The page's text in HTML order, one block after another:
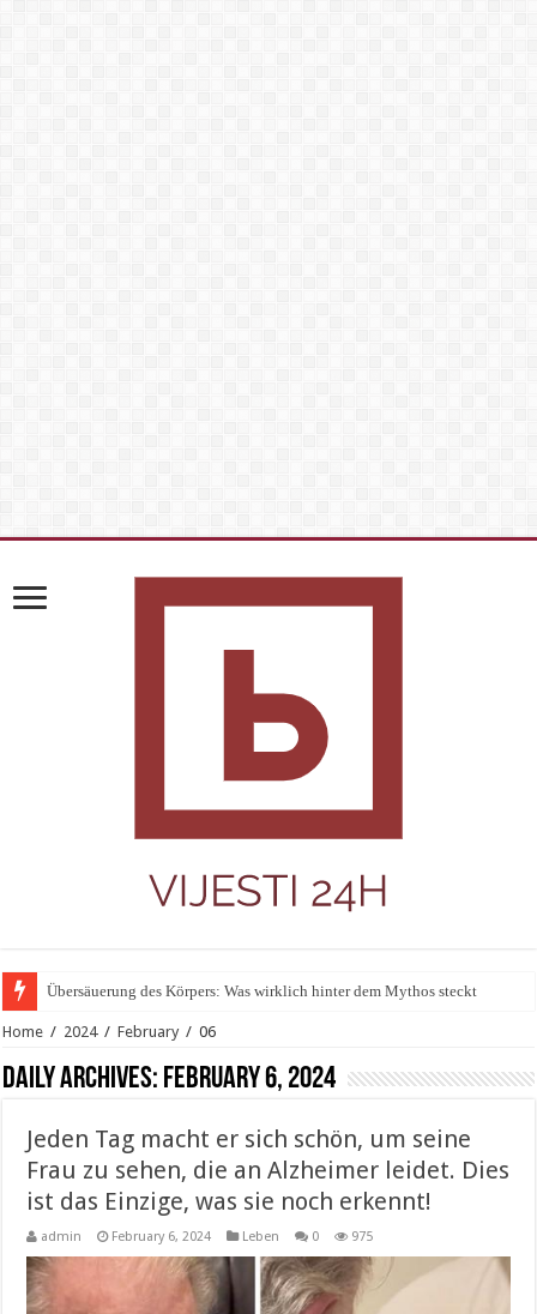
Übersäuerung des Körpers: Was wirklich hinter dem Mythos steckt
Home / 2024 / February / 06
Daily Archives: February 6, 2024
Jeden Tag macht er sich schön, um seine
Frau zu sehen, die an Alzheimer leidet. Dies
ist das Einzige, was sie noch erkennt!
admin February 6, 2024 Leben 0 975